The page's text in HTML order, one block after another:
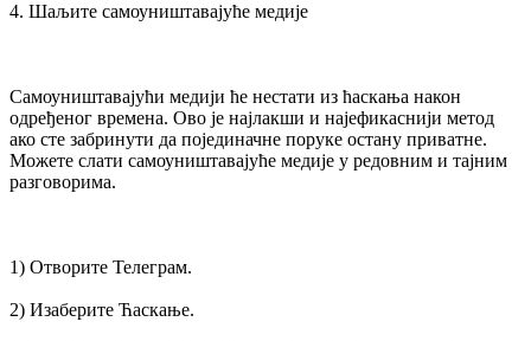
4. Шаљите самоуништавајуће медије
Самоуништавајући медији ће нестати из ћаскања након
одређеног времена. Ово је најлакши и најефикаснији метод
ако сте забринути да појединачне поруке остану приватне.
Можете слати самоуништавајуће медије у редовним и тајним
разговорима.
1) Отворите Телеграм.
2) Изаберите Ћаскање.